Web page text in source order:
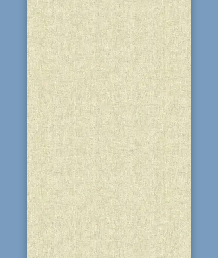
Еврейская история полна трагических
событий. Многие из них носят
национальный характер. Есть целый
период летом – 21 день, когда весь
еврейский народ скорбит о постигших
нас за наше непослушание карах
Всевышнего и соблюдает траур во...